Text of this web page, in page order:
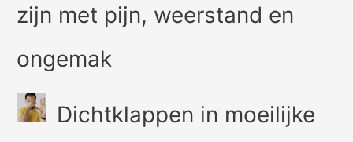
zijn met pijn, weerstand en
ongemak
Dichtklappen in moeilijke